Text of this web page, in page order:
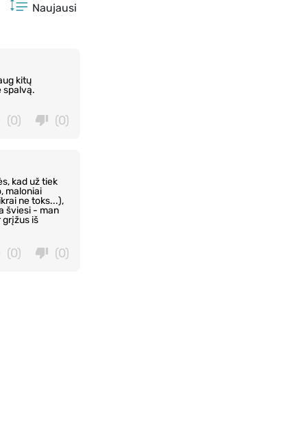
Naujausi
kitų
spalvą.
(0)
(0)
kad už tiek
maloniai
ne toks...),
šviesi - man
grįžus iš
(0)
(0)